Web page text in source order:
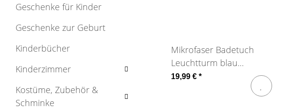
Mikrofaser Badetuch
Leuchtturm blau
140x70cm Quut
19,99 € *
Geschenke für Kinder
Geschenke zur Geburt
Kinderbücher
Kinderzimmer
Kostüme, Zubehör &
Schminke